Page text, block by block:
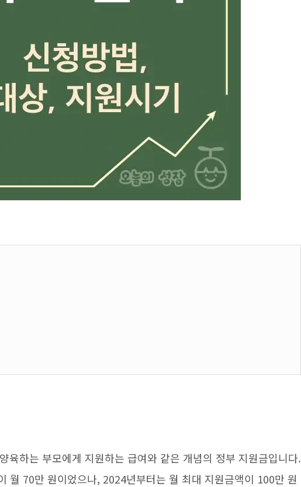
육하는 부모에게 지원하는 급여와 같은 개념의 정부 지원금입니다.
월 70만 원이었으나, 2024년부터는 월 최대 지원금액이 100만 원